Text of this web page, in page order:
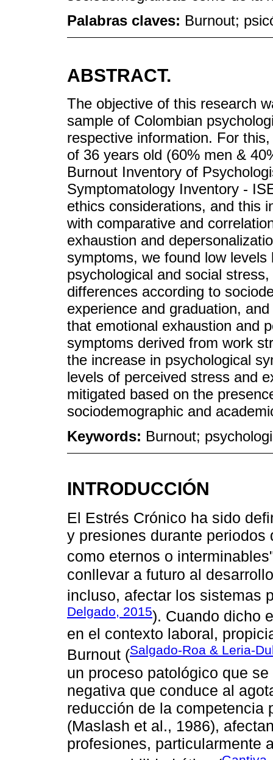
Palabras claves: Burnout;
ABSTRACT.
The objective of this research
sample of Colombian
respective information. For
of 36 years old (60% men &
Burnout Inventory of
Symptomatology Inventory -
ethics considerations, and this
with comparative and
exhaustion and
symptoms, we found low
psychological and social
differences according to
experience and graduation,
that emotional exhaustion and
symptoms derived from work
the increase in psychological
levels of perceived stress and
mitigated based on the
sociodemographic and
Keywords: Burnout;
INTRODUCCIÓN
El Estrés Crónico ha sido
y presiones durante
como eternos o
conllevar a futuro al
incluso, afectar los sistemas
Delgado, 2015). Cuando dicho
en el contexto laboral,
Burnout (Salgado-Roa & Leria-
un proceso patológico que
negativa que conduce al
reducción de la competencia
(Maslash et al., 1986),
profesiones, particularmente